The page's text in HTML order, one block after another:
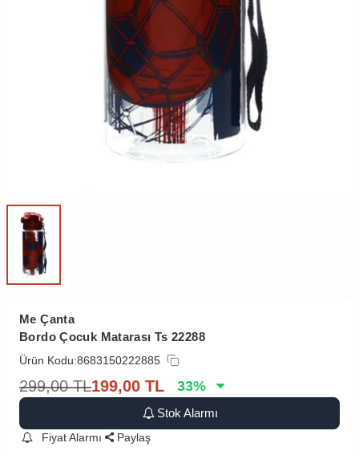
Me Çanta
Bordo Çocuk Matarası Ts 22288
Ürün Kodu:8683150222885
299,00 TL199,00 TL 33%
Stok Alarmı
Fiyat Alarmı Paylaş